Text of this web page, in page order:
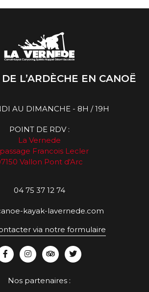
L’ARDÈCHE EN CANOË
AU DIMANCHE - 8H / 19H
POINT DE RDV :
La Vernede
Francois Lecler
Vallon Pont d'Arc
04 75 37 12 74
kayak-lavernede.com
via notre formulaire
Nos partenaires :